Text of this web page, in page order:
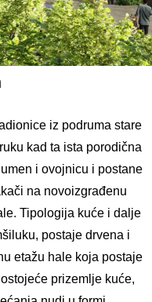
iz podruma stare
kad ta ista porodična
i ovojnicu i postane
na novoizgrađenu
Tipologija kuće i dalje
postaje drvena i
etažu hale koja postaje
prizemlje kuće,